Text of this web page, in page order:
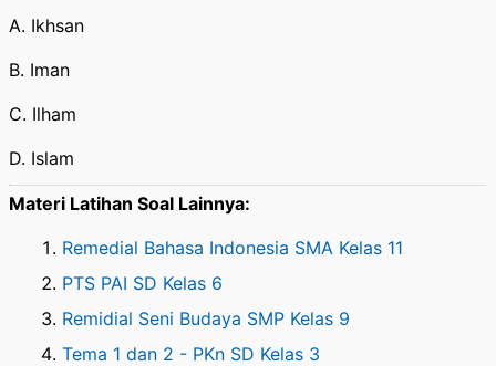
A. Ikhsan
B. Iman
C. Ilham
D. Islam
Materi Latihan Soal Lainnya:
Remedial Bahasa Indonesia SMA Kelas 11
PTS PAI SD Kelas 6
Remidial Seni Budaya SMP Kelas 9
Tema 1 dan 2 - PKn SD Kelas 3